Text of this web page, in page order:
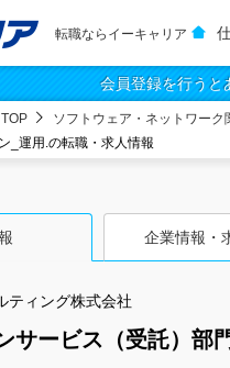
転職ならイーキャリア
会員登録を行うと
ソフトウェア・ネットワーク
_運用.の転職・求人情報
企業情報・
ティング株式会社
サービス（受託）